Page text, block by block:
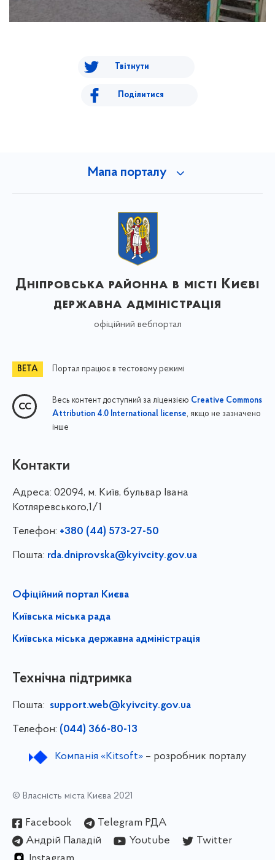
Твітнути
Поділитися
Мапа порталу
Дніпровська районна в місті Києві
державна адміністрація
офіційний вебпортал
Портал працює в тестовому режимі
Весь контент доступний за ліцензією Creative Commons
Attribution 4.0 International license, якщо не зазначено
інше
Контакти
Адреса: 02094, м. Київ, бульвар Івана
Котляревського,1/1
Телефон: +380 (44) 573-27-50
Пошта: rda.dniprovska@kyivcity.gov.ua
Офіційний портал Києва
Київська міська рада
Київська міська державна адміністрація
Технічна підтримка
Пошта: support.web@kyivcity.gov.ua
Телефон: (044) 366-80-13
Компанія «Kitsoft»– розробник порталу
© Власність міста Києва 2021
Facebook
Telegram РДА
Андрій Паладій
Youtube
Twitter